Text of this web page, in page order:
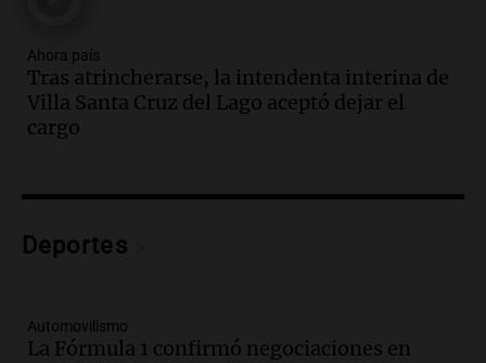
Panorama Federal
Episodios
Audio.Solicitan quiebra de Lebron
Group en medio de una investigación
Audio.
Panorama Federal
Episodios
Ahora país
Tras atrincherarse, la intendenta interina de
Villa Santa Cruz del Lago aceptó dejar el
cargo
Deportes
Automovilismo
La Fórmula 1 confirmó negociaciones en